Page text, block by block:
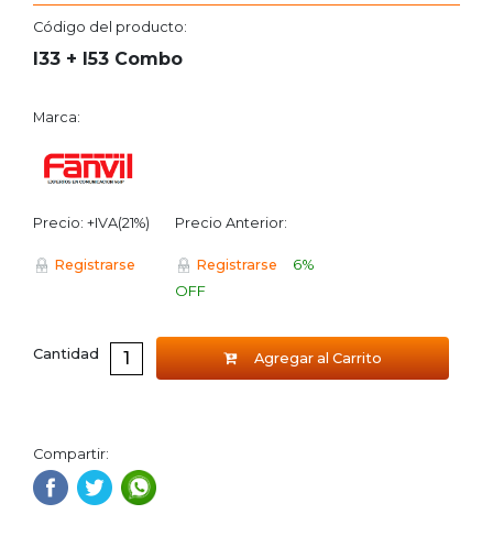
Código del producto:
I33 + I53 Combo
Marca:
Precio: +IVA(21%)
Registrarse
Precio Anterior:
Registrarse
6%
OFF
Cantidad Agregar al Carrito
Compartir: